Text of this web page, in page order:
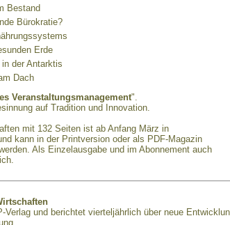
Bestand
Bürokratie?
Erde
der Antarktis
Dach
Veranstaltungsmanagement".
auf Tradition und Innovation.
mit 132 Seiten ist ab Anfang März in
kann in der Printversion oder als PDF-Magazin
Als Einzelausgabe und im Abonnement auch
Verlag und berichtet vierteljährlich über neue